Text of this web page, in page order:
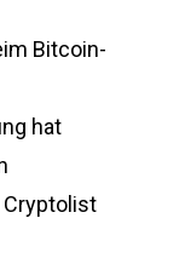
Bitcoin-
hat
Cryptolist